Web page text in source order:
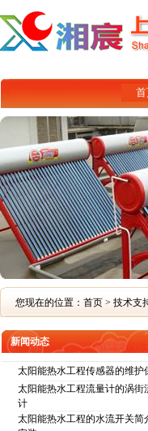
您现在的位置： 首页 > 技术支
新闻动态
太阳能热水工程传感器的维护
太阳能热水工程流量计的涡街
计
太阳能热水工程的水流开关简